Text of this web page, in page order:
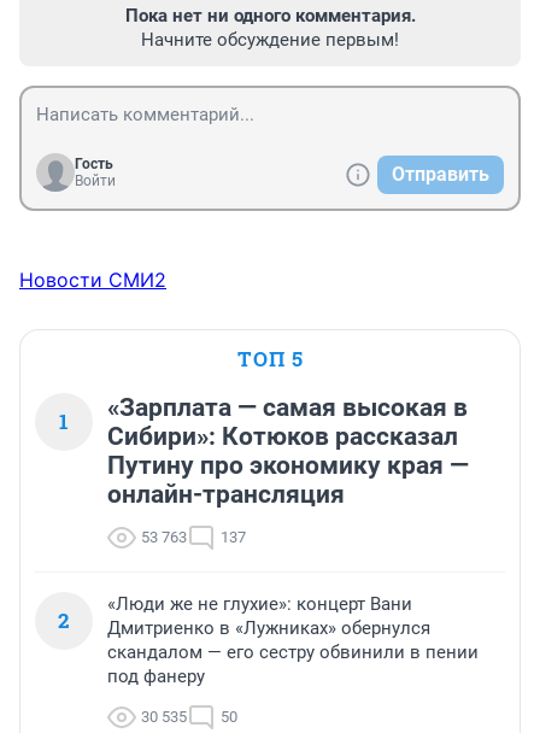
Пока нет ни одного комментария.
Начните обсуждение первым!
Гость
Войти
Отправить
Новости СМИ2
ТОП 5
1
«Зарплата — самая высокая в
Сибири»: Котюков рассказал
Путину про экономику края —
онлайн-трансляция
53 763 137
2
«Люди же не глухие»: концерт Вани
Дмитриенко в «Лужниках» обернулся
скандалом — его сестру обвинили в пении
под фанеру
30 535 50